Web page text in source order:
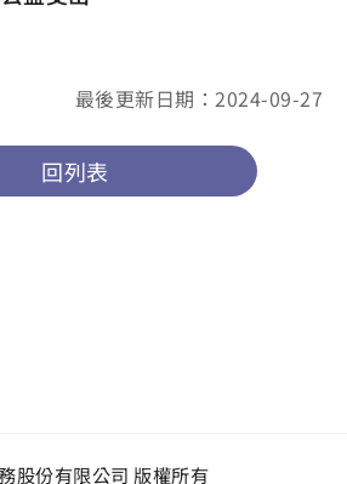
最後更新日期：2024-09-27
回列表
股份有限公司 版權所有